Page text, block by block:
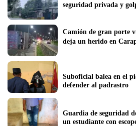
seguridad privada y
Camión de gran porte
deja un herido en
Suboficial balea en el
defender al padrastro
Guardia de seguridad
un estudiante con